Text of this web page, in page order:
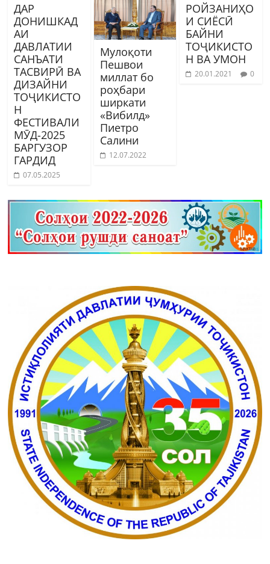
ДАР
ДОНИШКАД
АИ
ДАВЛАТИИ
САНЪАТИ
ТАСВИРӢ ВА
ДИЗАЙНИ
ТОҶИКИСТО
Н
ФЕСТИВАЛИ
МӮД-2025
БАРГУЗОР
ГАРДИД
07.05.2025
Мулоқоти
Пешвои
миллат бо
роҳбари
ширкати
«Вибилд»
Пиетро
Салини
12.07.2022
РОЙЗАНИҲО
И СИЁСӢ
БАЙНИ
ТОҶИКИСТО
Н ВА УМОН
20.01.2021 0